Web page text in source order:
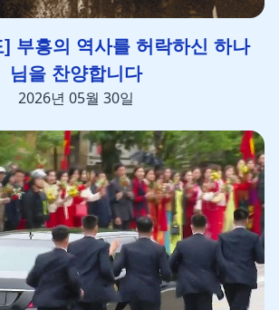
] 부흥의 역사를 허락하신 하나
님을 찬양합니다
2026년 05월 30일